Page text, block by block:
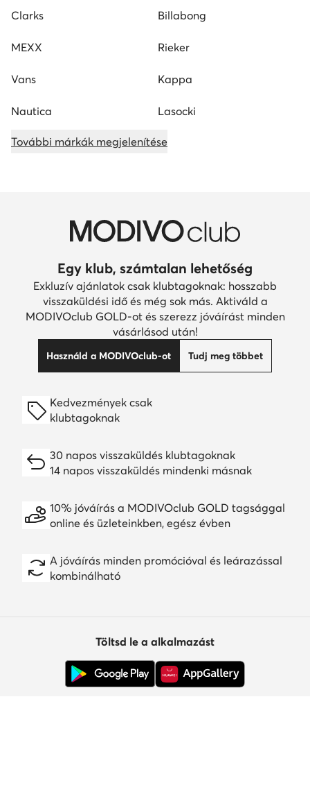
Clarks Billabong
MEXX Rieker
Vans Kappa
Nautica Lasocki
További márkák megjelenítése
Egy klub, számtalan lehetőség
Exkluzív ajánlatok csak klubtagoknak: hosszabb
visszaküldési idő és még sok más. Aktiváld a
MODIVOclub GOLD-ot és szerezz jóváírást minden
vásárlásod után!
Használd a MODIVOclub-ot Tudj meg többet
Kedvezmények csak
klubtagoknak
30 napos visszaküldés klubtagoknak
14 napos visszaküldés mindenki másnak
10% jóváírás a MODIVOclub GOLD tagsággal
online és üzleteinkben, egész évben
A jóváírás minden promócióval és leárazással
kombinálható
Töltsd le a alkalmazást